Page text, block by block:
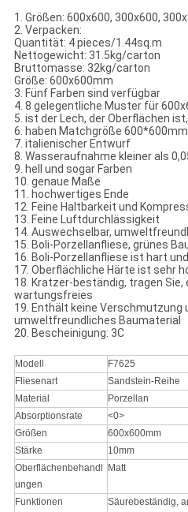
1. Größen: 600x600, 300x600,
2. Verpacken:
Quantität: 4 pieces/1.44sq.m
Nettogewicht: 31.5kg/carton
Bruttomasse: 32kg/carton
Größe: 600x600mm
3. Fünf Farben sind verfügbar
4. 8 gelegentliche Muster für
5. ist der Lech, der Oberflächen
6. haben Matchgröße
7. italienischer Entwurf
8. Wasseraufnahme kleiner als
9. hell und sogar Farben
10. genaue Maße
11. hochwertiges Ende
12. Feine Haltbarkeit und
13. Feine Luftdurchlässigkeit
14. Auswechselbar,
15. Boli-Porzellanfliese, grünes
16. Boli-Porzellanfliese ist hart
17. Oberflächliche Härte ist sehr
18. Kratzer-beständig, tragen
wartungsfreies
19. Enthält keine Verschmutzung
umweltfreundliches Baumaterial
20. Bescheinigung: 3C
Modell
F7625
Fliesenart
Sandstein-Reihe
Material
Porzellan
Absorptionsrate
<0>
Größen
600x600mm
Stärke
10mm
Oberflächenbehandl
ungen
Matt
Funktionen
Säurebeständig,